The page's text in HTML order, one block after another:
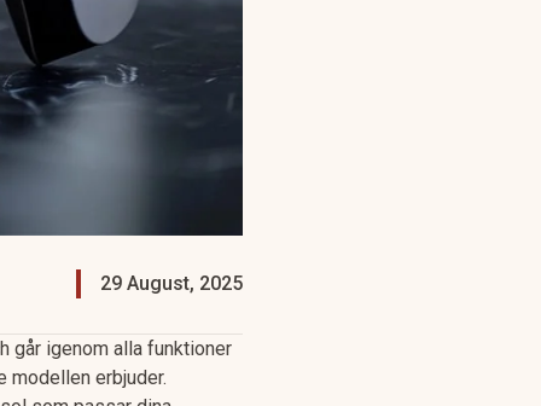
29 August, 2025
går igenom alla funktioner
modellen erbjuder.